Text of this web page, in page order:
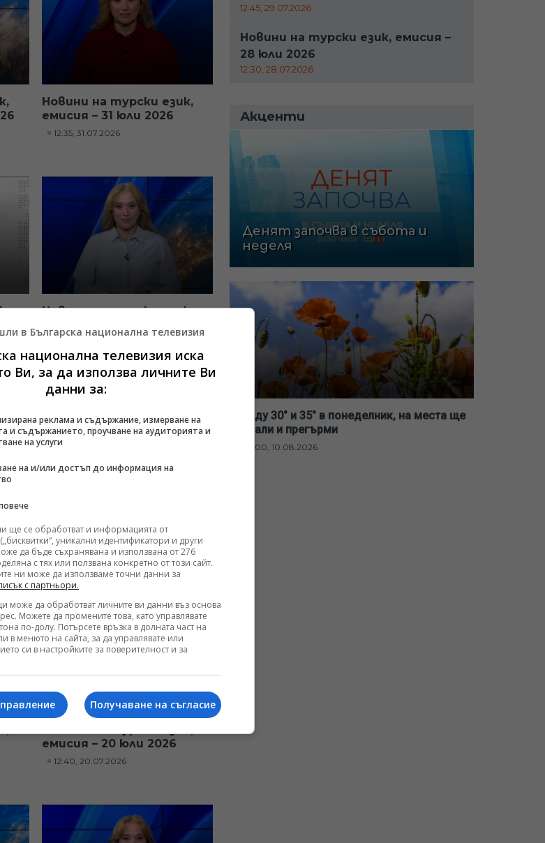
Новини на турски език,
емисия – 31 юли 2026
12:35, 31.07.2026
Новини на турски език,
емисия – 23 юли 2026
12:35, 23.07.2026
емисия – 20 юли 2026
12:40, 20.07.2026
12:45, 29.07.2026
Новини на турски език, емисия –
28 юли 2026
12:30, 28.07.2026
Акценти
Денят започва в събота и
неделя
Между 30° и 35° в понеделник, на места ще
превали и прегърми
07:00, 10.08.2026
в Българска национална телевизия
национална телевизия иска
Ви, за да използва личните Ви
данни за:
реклама и съдържание, измерване на
и съдържанието, проучване на аудиторията и
на услуги
на и/или достъп до информация на
ще се обработват и информацията от
уникални идентификатори и други
да бъде съхранявана и използвана от 276
с тях или ползвана конкретно от този сайт.
ни може да използваме точни данни за
с партньори.
може да обработват личните ви данни въз основа
Можете да промените това, като управлявате
по-долу. Потърсете връзка в долната част на
в менюто на сайта, за да управлявате или
си в настройките за поверителност и за
Получаване на съгласие